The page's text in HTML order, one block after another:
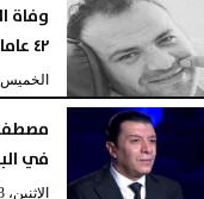
وفاة
٤٢ عاما
الخميس، 6 أغسطس
في البنوك
الإثنين، 3 أغسطس 2026